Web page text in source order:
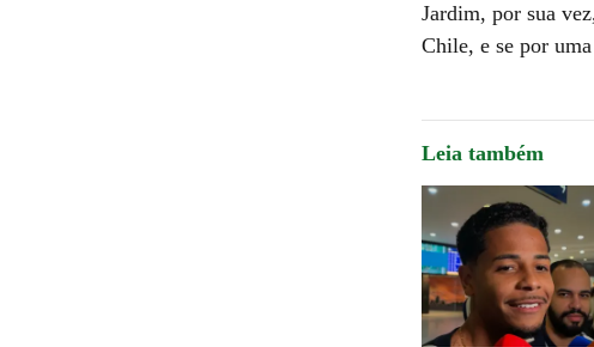
Jardim, por sua
Chile, e se por
Leia também